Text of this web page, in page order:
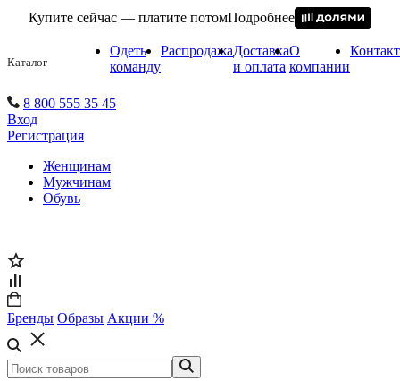
Купите сейчас — платите потомПодробнее
Каталог
Одеть
команду
РаспродажаДоставка
и оплата
О
компании
8 800 555 35 45
Вход
Регистрация
Женщинам
Мужчинам
Обувь
Бренды Образы Акции %